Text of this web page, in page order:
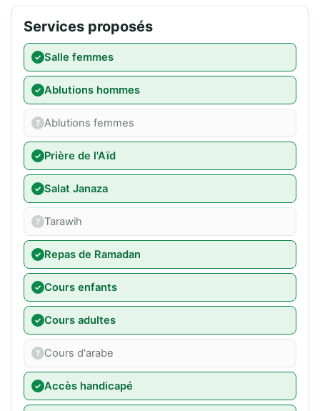
Services proposés
Salle femmes
Ablutions hommes
Ablutions femmes
Prière de l'Aïd
Salat Janaza
Tarawih
Repas de Ramadan
Cours enfants
Cours adultes
Cours d'arabe
Accès handicapé